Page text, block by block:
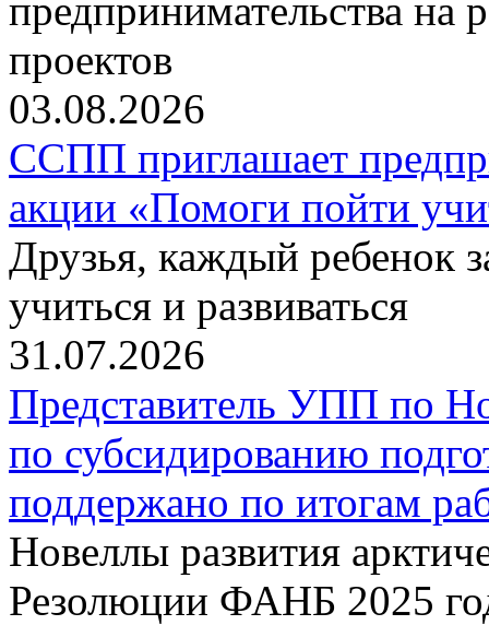
предпринимательства на
проектов
03.08.2026
ССПП приглашает
акции «Помоги пойти
Друзья, каждый ребенок
учиться и развиваться
31.07.2026
Представитель УПП по
по субсидированию
поддержано по итогам
Новеллы развития
Резолюции ФАНБ 2025